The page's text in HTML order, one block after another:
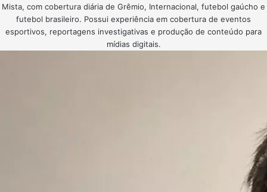
Mista, com cobertura diária de Grêmio, Internacional, futebol gaúcho e
futebol brasileiro. Possui experiência em cobertura de eventos
esportivos, reportagens investigativas e produção de conteúdo para
mídias digitais.